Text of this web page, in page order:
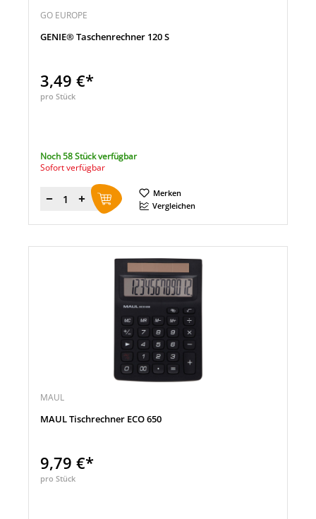
GO EUROPE
GENIE® Taschenrechner 120 S
3,49 €*
pro Stück
Noch 58 Stück verfügbar
Sofort verfügbar
Menge
Merken
Vergleichen
MAUL
MAUL Tischrechner ECO 650
9,79 €*
pro Stück